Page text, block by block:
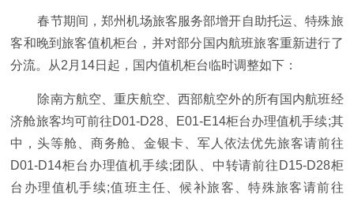
春节期间，郑州机场旅客服务部增开自助托运、特殊旅
客和晚到旅客值机柜台，并对部分国内航班旅客重新进行了
分流。从2月14日起，国内值机柜台临时调整如下：
除南方航空、重庆航空、西部航空外的所有国内航班经
济舱旅客均可前往D01-D28、E01-E14柜台办理值机手续;其
中，头等舱、商务舱、金银卡、军人依法优先旅客请前往
D01-D14柜台办理值机手续;团队、中转请前往D15-D28柜
台办理值机手续;值班主任、候补旅客、特殊旅客请前往